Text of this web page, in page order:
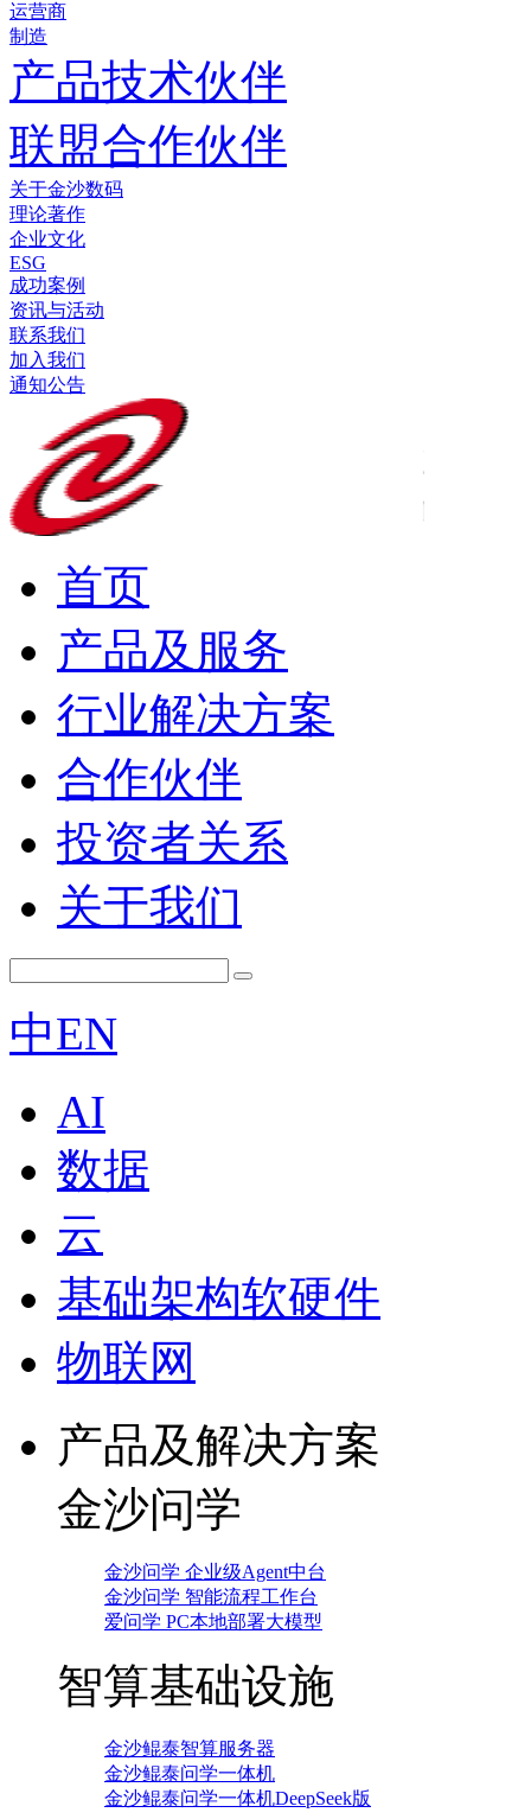
运营商
制造
产品技术伙伴
联盟合作伙伴
关于金沙数码
理论著作
企业文化
ESG
成功案例
资讯与活动
联系我们
加入我们
通知公告
首页
产品及服务
行业解决方案
合作伙伴
投资者关系
关于我们
中EN
AI
数据
云
基础架构软硬件
物联网
产品及解决方案
金沙问学
金沙问学 企业级Agent中台
金沙问学 智能流程工作台
爱问学 PC本地部署大模型
智算基础设施
金沙鲲泰智算服务器
金沙鲲泰问学一体机
金沙鲲泰问学一体机DeepSeek版